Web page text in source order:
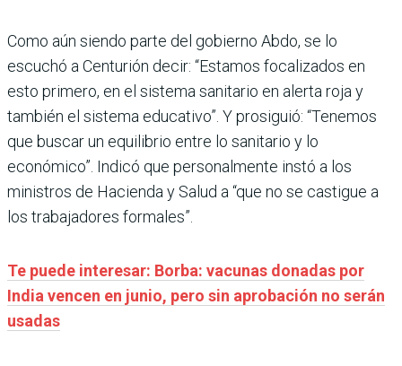
Como aún siendo parte del gobierno Abdo, se lo
escuchó a Centurión decir: “Estamos focalizados en
esto primero, en el sistema sanitario en alerta roja y
también el sistema educativo”. Y prosiguió: “Tenemos
que buscar un equilibrio entre lo sanitario y lo
económico”. Indicó que personalmente instó a los
ministros de Hacienda y Salud a “que no se castigue a
los trabajadores formales”.
Te puede interesar: Borba: vacunas donadas por
India vencen en junio, pero sin aprobación no serán
usadas